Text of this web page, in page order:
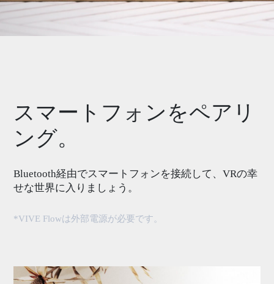
スマートフォンをペアリ
ング。
Bluetooth経由でスマートフォンを接続して、VRの幸
せな世界に入りましょう。
*VIVE Flowは外部電源が必要です。